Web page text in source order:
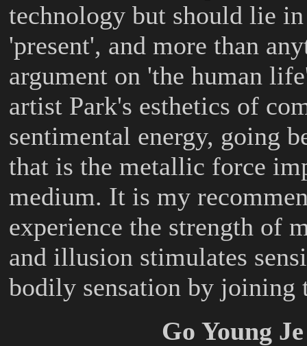
technology but should lie
'present', and more than
argument on 'the human
artist Park's esthetics of
sentimental energy, going
that is the metallic force
medium. It is my
experience the strength of
and illusion stimulates
bodily sensation by joining
Go Young Je